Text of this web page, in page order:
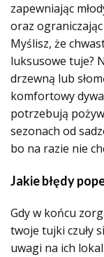
zapewniając
oraz
Myślisz, że
luksusowe tuje?
drzewną lub
komfortowy
potrzebują
sezonach od
bo na razie nie
Jakie błędy
Gdy w końcu
twoje tujki czuły
uwagi na ich